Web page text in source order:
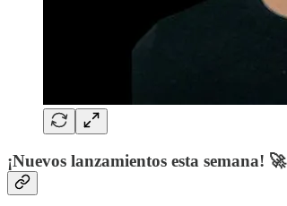
¡Nuevos lanzamientos esta semana! 🚀